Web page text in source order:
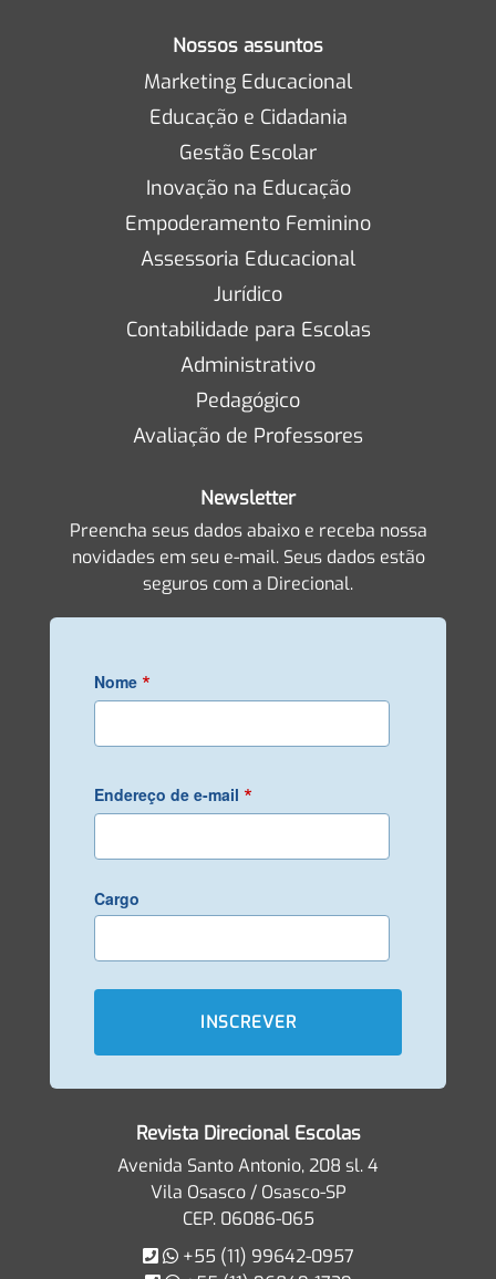
Nossos assuntos
Marketing Educacional
Educação e Cidadania
Gestão Escolar
Inovação na Educação
Empoderamento Feminino
Assessoria Educacional
Jurídico
Contabilidade para Escolas
Administrativo
Pedagógico
Avaliação de Professores
Newsletter
Preencha seus dados abaixo e receba nossa
novidades em seu e-mail. Seus dados estão
seguros com a Direcional.
Nome *
Endereço de e-mail *
Cargo
Revista Direcional Escolas
Avenida Santo Antonio, 208 sl. 4
Vila Osasco / Osasco-SP
CEP. 06086-065
+55 (11) 99642-0957